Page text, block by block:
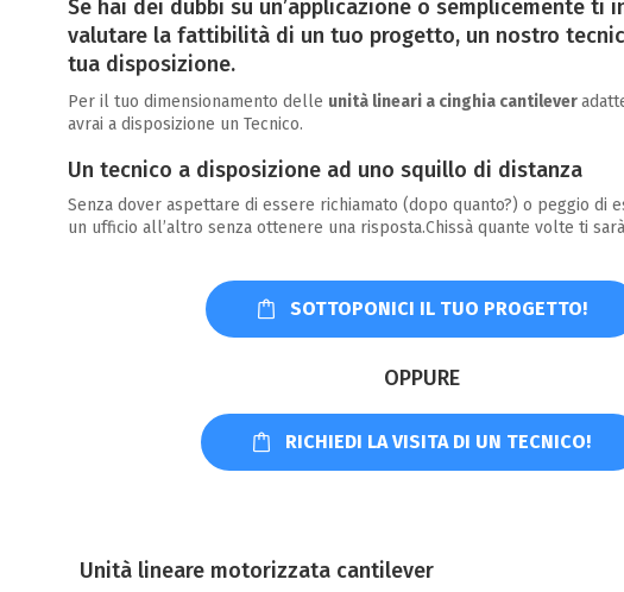
Se hai dei dubbi su un’applicazione o semplicemente ti
valutare la fattibilità di un tuo progetto, un nostro
tua disposizione.
Per il tuo dimensionamento delle unità lineari a cinghia cantilever
avrai a disposizione un Tecnico.
Un tecnico a disposizione ad uno squillo di distanza
Senza dover aspettare di essere richiamato (dopo quanto?) o peggio di
un ufficio all’altro senza ottenere una risposta.Chissà quante volte ti
SOTTOPONICI IL TUO PROGETTO!
OPPURE
RICHIEDI LA VISITA DI UN TECNICO!
Unità lineare motorizzata cantilever